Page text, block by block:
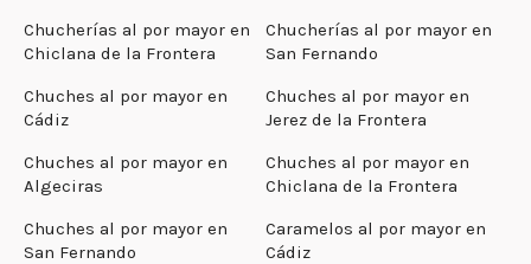
Chucherías al por mayor en
Chiclana de la Frontera
Chucherías al por mayor en
San Fernando
Chuches al por mayor en
Cádiz
Chuches al por mayor en
Jerez de la Frontera
Chuches al por mayor en
Algeciras
Chuches al por mayor en
Chiclana de la Frontera
Chuches al por mayor en
San Fernando
Caramelos al por mayor en
Cádiz